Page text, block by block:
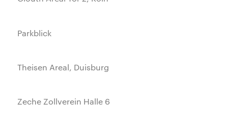
Parkblick
Theisen Areal, Duisburg
Zeche Zollverein Halle 6